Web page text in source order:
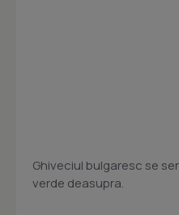
Ghiveciul bulgaresc se
verde deasupra.